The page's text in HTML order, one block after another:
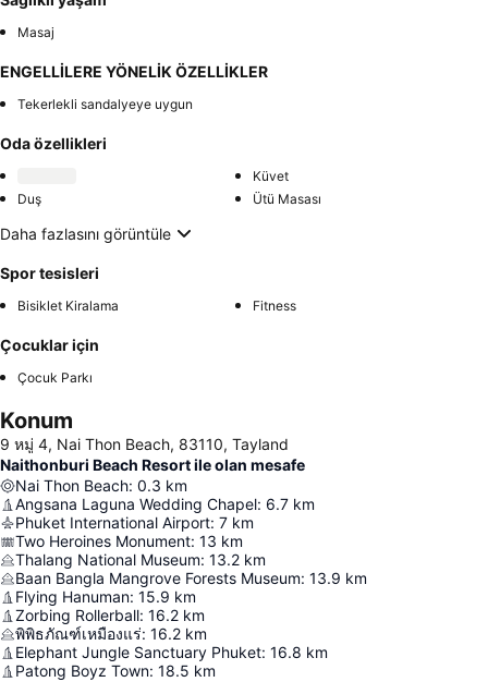
Masaj
ENGELLİLERE YÖNELİK ÖZELLİKLER
Tekerlekli sandalyeye uygun
Oda özellikleri
Küvet
Duş
Ütü Masası
Daha fazlasını görüntüle
Spor tesisleri
Bisiklet Kiralama Fitness
Çocuklar için
Çocuk Parkı
Konum
9 หมู่ 4, Nai Thon Beach, 83110, Tayland
Naithonburi Beach Resort ile olan mesafe
Nai Thon Beach: 0.3 km
Angsana Laguna Wedding Chapel: 6.7 km
Phuket International Airport: 7 km
Two Heroines Monument: 13 km
Thalang National Museum: 13.2 km
Baan Bangla Mangrove Forests Museum: 13.9 km
Flying Hanuman: 15.9 km
Zorbing Rollerball: 16.2 km
พิพิธภัณฑ์เหมืองแร่: 16.2 km
Elephant Jungle Sanctuary Phuket: 16.8 km
Patong Boyz Town: 18.5 km